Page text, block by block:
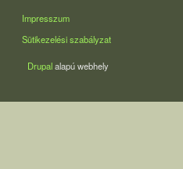
LÁBLÉC
Impresszum
Sütikezelési szabályzat
Drupalalapú webhely